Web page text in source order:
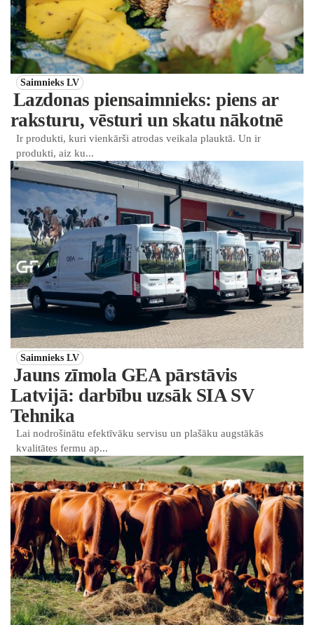
Saimnieks LV
Lazdonas piensaimnieks: piens ar
raksturu, vēsturi un skatu nākotnē
Ir produkti, kuri vienkārši atrodas veikala plauktā. Un ir
produkti, aiz ku...
Saimnieks LV
Jauns zīmola GEA pārstāvis
Latvijā: darbību uzsāk SIA SV
Tehnika
Lai nodrošinātu efektīvāku servisu un plašāku augstākās
kvalitātes fermu ap...